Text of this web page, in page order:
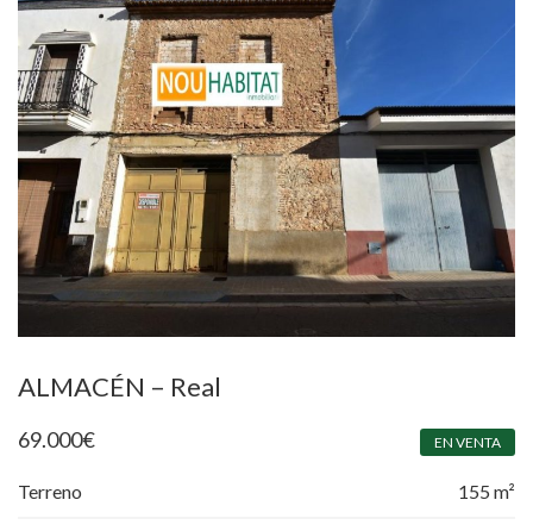
ALMACÉN – Real
69.000€ EN VENTA
Terreno 155 m²